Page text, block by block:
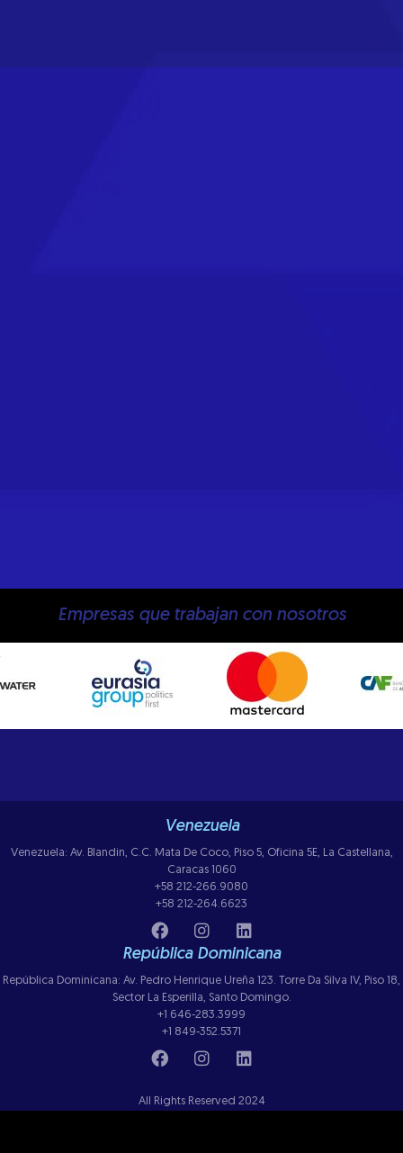
Empresas que trabajan con nosotros
Venezuela
Venezuela: Av. Blandin, C.C. Mata De Coco, Piso 5, Oficina 5E, La Castellana,
Caracas 1060
+58 212-266.9080
+58 212-264.6623
República Dominicana
República Dominicana: Av. Pedro Henrique Ureña 123. Torre Da Silva IV, Piso 18,
Sector La Esperilla, Santo Domingo.
+1 646-283.3999
+1 849-352.5371
All Rights Reserved 2024